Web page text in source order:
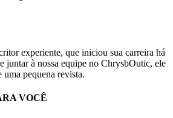
experiente, que iniciou sua carreira há
juntar à nossa equipe no ChrysbOutic, ele
pequena revista.
VOCÊ